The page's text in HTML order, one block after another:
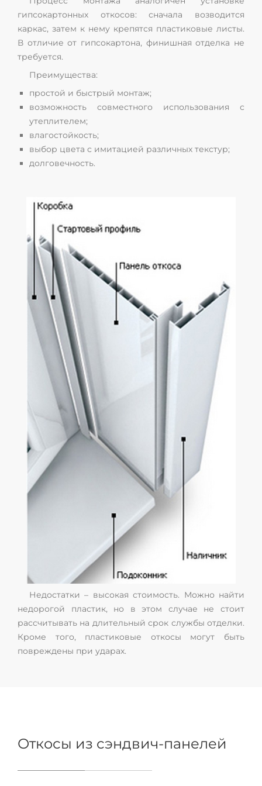
гипсокартонных откосов: сначала возводится
каркас, затем к нему крепятся пластиковые листы.
В отличие от гипсокартона, финишная отделка не
требуется.
Преимущества:
простой и быстрый монтаж;
возможность совместного использования с
утеплителем;
влагостойкость;
выбор цвета с имитацией различных текстур;
долговечность.
Недостатки – высокая стоимость. Можно найти
недорогой пластик, но в этом случае не стоит
рассчитывать на длительный срок службы отделки.
Кроме того, пластиковые откосы могут быть
повреждены при ударах.
Откосы из сэндвич-панелей